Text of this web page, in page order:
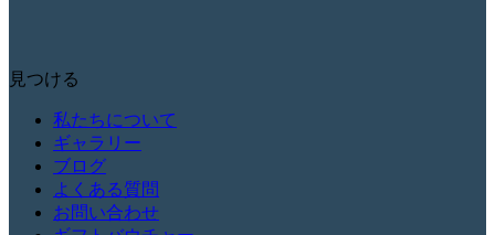
見つける
私たちについて
ギャラリー
ブログ
よくある質問
お問い合わせ